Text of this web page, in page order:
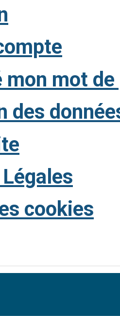
mon mot de
des
cookies